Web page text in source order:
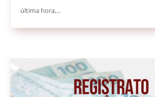
última hora,...